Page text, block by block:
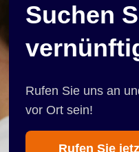
Suchen
Rufen Sie uns an
vor Ort sein!
Rufen Sie